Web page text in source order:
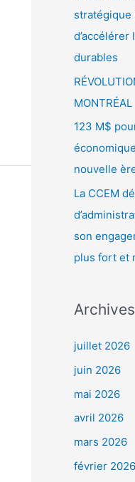
stratégique
durables
MONTRÉAL
123 M$
nouvelle
La CCEM
son
plus fort et
Archives
juillet 2026
juin 2026
mai 2026
avril 2026
mars 2026
février 2026